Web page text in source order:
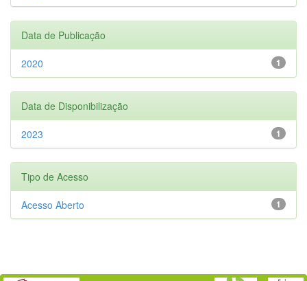
Data de Publicação
1
2020
Data de Disponibilização
1
2023
Tipo de Acesso
1
Acesso Aberto